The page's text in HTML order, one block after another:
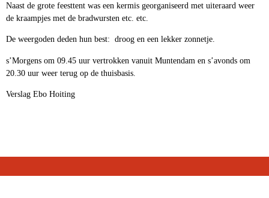
Naast de grote feesttent was een kermis georganiseerd met uiteraard weer
de kraampjes met de bradwursten etc. etc.
De weergoden deden hun best: droog en een lekker zonnetje.
s’Morgens om 09.45 uur vertrokken vanuit Muntendam en s’avonds om
20.30 uur weer terug op de thuisbasis.
Verslag Ebo Hoiting